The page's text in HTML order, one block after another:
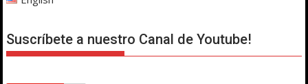
Suscríbete a nuestro Canal de Youtube!